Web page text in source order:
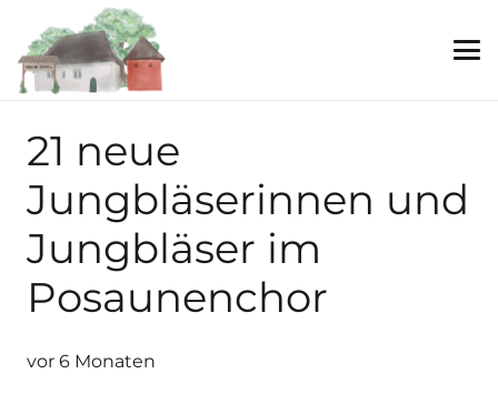
21 neue
Jungbläserinnen und
Jungbläser im
Posaunenchor
vor 6 Monaten